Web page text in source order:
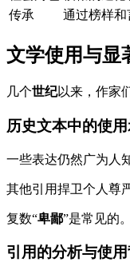
传承
通过榜样和
文学使用与显
几个世纪以来，作家
历史文本中的使用
一些表达仍然广为人
其他引用捍卫个人尊
复数“卑鄙”是常见的
引用的分析与使